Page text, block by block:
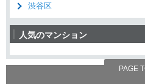
渋谷区
人気のマンション
PAGE